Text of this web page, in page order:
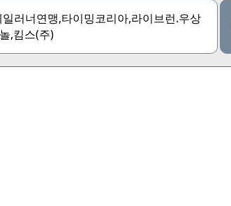
일러너연맹,타이밍코리아,라이브런.우상
,킴스(주)